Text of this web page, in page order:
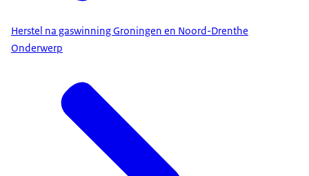
Herstel na gaswinning Groningen en Noord-Drenthe
Onderwerp